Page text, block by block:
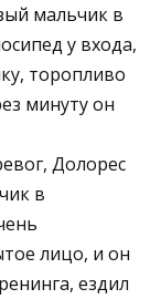
мальчик в
у входа,
торопливо
минуту он
Долорес
в
лицо, и он
ездил